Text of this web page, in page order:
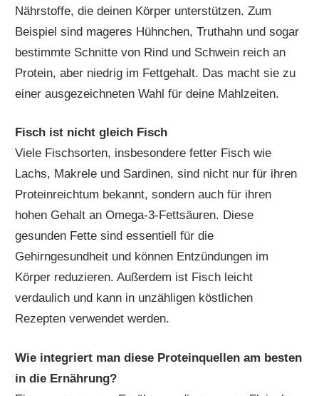
Nährstoffe, die deinen Körper unterstützen. Zum
Beispiel sind mageres Hühnchen, Truthahn und sogar
bestimmte Schnitte von Rind und Schwein reich an
Protein, aber niedrig im Fettgehalt. Das macht sie zu
einer ausgezeichneten Wahl für deine Mahlzeiten.
Fisch ist nicht gleich Fisch
Viele Fischsorten, insbesondere fetter Fisch wie
Lachs, Makrele und Sardinen, sind nicht nur für ihren
Proteinreichtum bekannt, sondern auch für ihren
hohen Gehalt an Omega-3-Fettsäuren. Diese
gesunden Fette sind essentiell für die
Gehirngesundheit und können Entzündungen im
Körper reduzieren. Außerdem ist Fisch leicht
verdaulich und kann in unzähligen köstlichen
Rezepten verwendet werden.
Wie integriert man diese Proteinquellen am besten
in die Ernährung?